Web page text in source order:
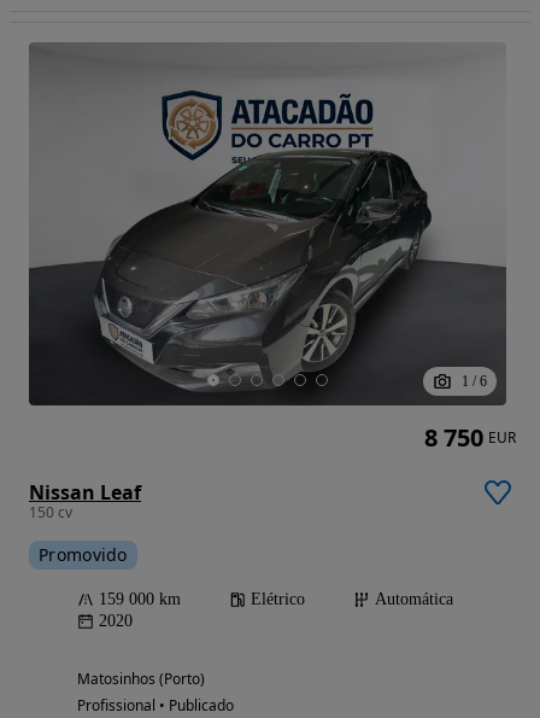
1 / 6
Nissan Leaf
150 cv
Promovido
159 000 km Elétrico
Automática
2020
Matosinhos (Porto)
Profissional • Publicado
8 750 EUR